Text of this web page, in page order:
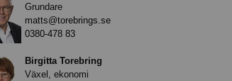
Grundare
matts@torebrings.se
0380-478 83
Birgitta Torebring
Växel, ekonomi